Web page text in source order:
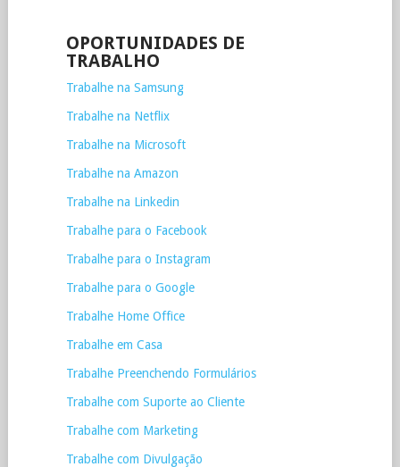
OPORTUNIDADES DE
TRABALHO
Trabalhe na Samsung
Trabalhe na Netflix
Trabalhe na Microsoft
Trabalhe na Amazon
Trabalhe na Linkedin
Trabalhe para o Facebook
Trabalhe para o Instagram
Trabalhe para o Google
Trabalhe Home Office
Trabalhe em Casa
Trabalhe Preenchendo Formulários
Trabalhe com Suporte ao Cliente
Trabalhe com Marketing
Trabalhe com Divulgação